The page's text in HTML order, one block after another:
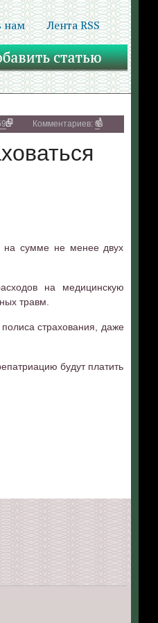
нам Лента RSS
Комментариев: 0
на сумме не менее двух
на медицинскую
травм.
страхования, даже
будут платить